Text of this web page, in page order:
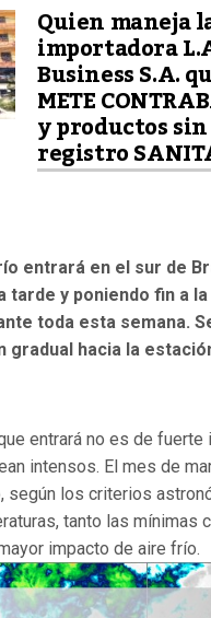
Quien maneja
importadora
Business S.A.
METE
y productos sin
registro
entrará en el sur de
tarde y poniendo fin a
toda esta semana.
gradual hacia la
entrará no es de
intensos. El mes de
según los criterios
tanto las mínimas
impacto de aire frío.